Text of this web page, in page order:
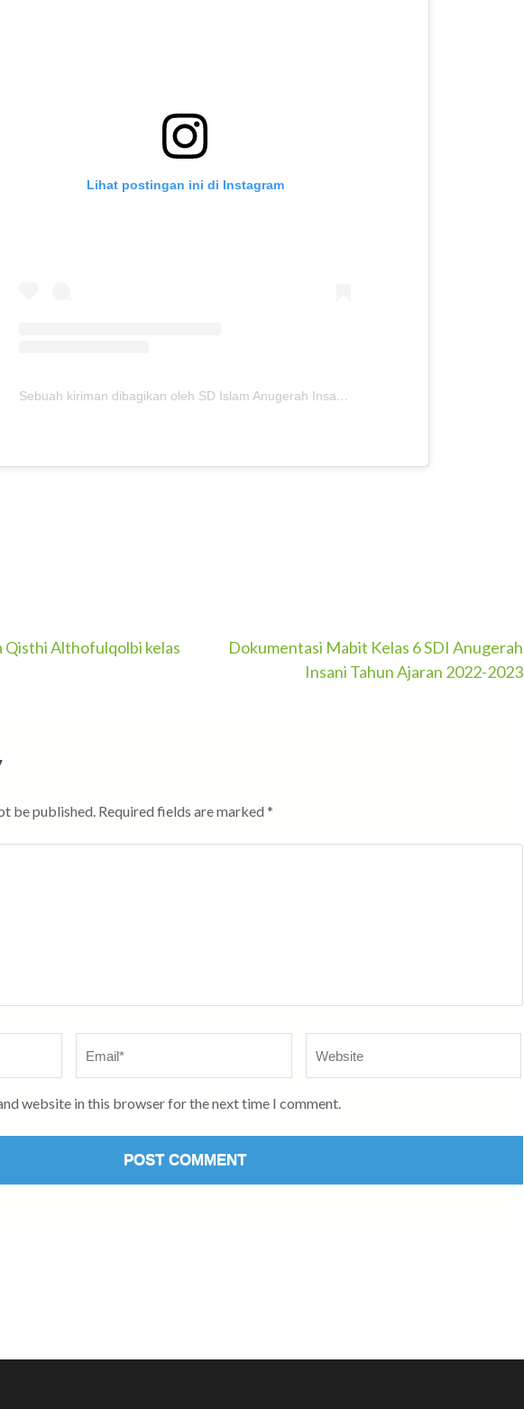
Lihat postingan ini di Instagram
Sebuah kiriman dibagikan oleh SD Islam Anugerah Insani (@sdianugerahinsaniofficial)
Qisthi Althofulqolbi kelas
Dokumentasi Mabit Kelas 6 SDI Anugerah
Insani Tahun Ajaran 2022-2023
be published. Required fields are marked *
website in this browser for the next time I comment.